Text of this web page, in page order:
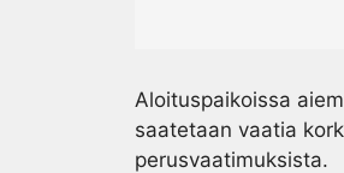
Aloituspaikoissa
saatetaan vaatia
perusvaatimuksista.